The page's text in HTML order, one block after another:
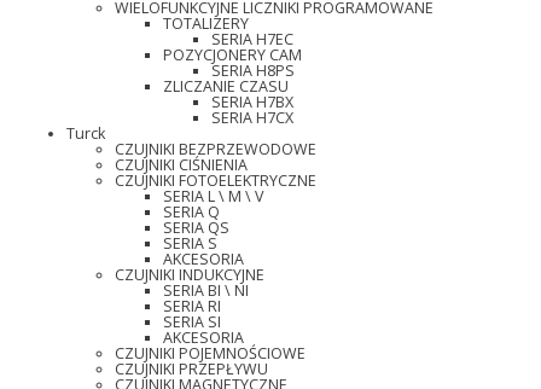
WIELOFUNKCYJNE LICZNIKI PROGRAMOWANE
TOTALIZERY
SERIA H7EC
POZYCJONERY CAM
SERIA H8PS
ZLICZANIE CZASU
SERIA H7BX
SERIA H7CX
Turck
CZUJNIKI BEZPRZEWODOWE
CZUJNIKI CIŚNIENIA
CZUJNIKI FOTOELEKTRYCZNE
SERIA L \ M \ V
SERIA Q
SERIA QS
SERIA S
AKCESORIA
CZUJNIKI INDUKCYJNE
SERIA BI \ NI
SERIA RI
SERIA SI
AKCESORIA
CZUJNIKI POJEMNOŚCIOWE
CZUJNIKI PRZEPŁYWU